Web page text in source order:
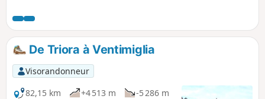
Le Monte Ariolo vous présentera un large panorama sur les
alpes ligures.
De Triora à Ventimiglia
Visorandonneur
82,15 km
+4 513 m
-5 286 m